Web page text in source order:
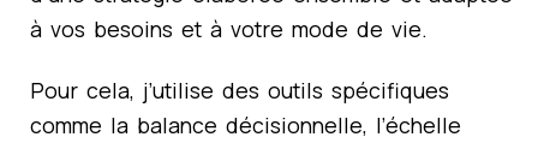
à vos besoins et à votre mode de vie.
Pour cela, j’utilise des outils spécifiques
comme la balance décisionnelle, l’échelle